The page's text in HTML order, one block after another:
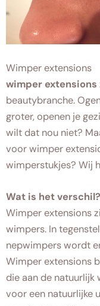
Wimper extensions
wimper extensions
beautybranche.
groter, openen je
wilt dat nou niet?
voor wimper
wimperstukjes? Wij
Wat is het verschil?
Wimper extensions
wimpers. In
nepwimpers wordt
Wimper extensions
die aan de
voor een natuurlijke